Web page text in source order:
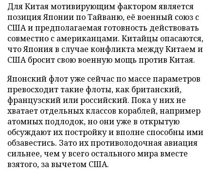
Для Китая мотивирующим фактором является
позиция Японии по Тайваню, её военный союз с
США и предполагаемая готовность действовать
совместно с американцами. Китайцы опасаются,
что Япония в случае конфликта между Китаем и
США бросит свою военную мощь против Китая.
Японский флот уже сейчас по массе параметров
превосходит такие флоты, как британский,
французский или российский. Пока у них не
хватает отдельных классов кораблей, например
атомных подлодок, но они уже в открытую
обсуждают их постройку и вполне способны ими
обзавестись. Зато их противолодочная авиация
сильнее, чем у всего остального мира вместе
взятого, за вычетом США.